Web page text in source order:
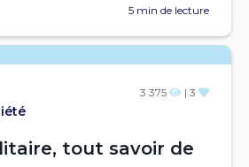
5 min de lecture
3 375 | 3
tout savoir de